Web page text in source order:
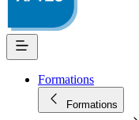
Formations
Formations